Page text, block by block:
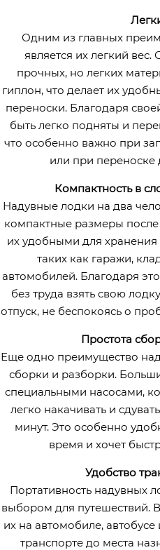
Одним из главных
является их легкий
прочных, но легких
гиплон, что делает их
переноски. Благодаря
быть легко подняты и
что особенно важно при
или при переноске
Компактность в
Надувные лодки на два
компактные размеры после
их удобными для
таких как гаражи,
автомобилей. Благодаря
без труда взять свою
отпуск, не беспокоясь о
Простота
Еще одно преимущество
сборки и разборки.
специальными насосами,
легко накачивать и
минут. Это особенно
время и хочет
Удобство
Портативность надувных
выбором для путешествий.
их на автомобиле,
транспорте до места